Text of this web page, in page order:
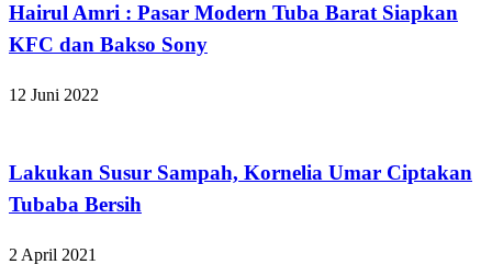
Hairul Amri : Pasar Modern Tuba Barat Siapkan
KFC dan Bakso Sony
12 Juni 2022
Lakukan Susur Sampah, Kornelia Umar Ciptakan
Tubaba Bersih
2 April 2021